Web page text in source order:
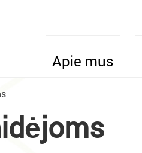
Apie mus